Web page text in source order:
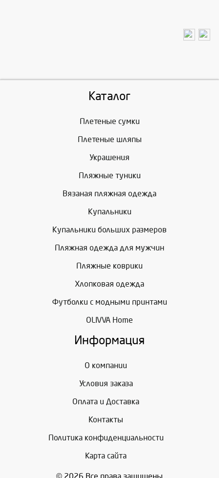
Каталог
Плетеные сумки
Плетеные шляпы
Украшения
Пляжные туники
Вязаная пляжная одежда
Купальники
Купальники больших размеров
Пляжная одежда для мужчин
Пляжные коврики
Хлопковая одежда
Футболки с модными принтами
OLIVVA Home
Информация
О компании
Условия заказа
Оплата и Доставка
Контакты
Политика конфиденциальности
Карта сайта